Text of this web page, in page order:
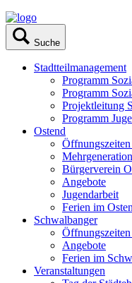
Suche
Stadtteilmanagement
Programm
Programm
Projektleitung
Programm
Ostend
Bürgerverein
Angebote
Jugendarbeit
Ferien im
Schwalbanger
Angebote
Ferien im
Veranstaltungen